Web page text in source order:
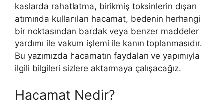
kaslarda rahatlatma, birikmiş toksinlerin dışarı
atımında kullanılan hacamat, bedenin herhangi
bir noktasından bardak veya benzer maddeler
yardımı ile vakum işlemi ile kanın toplanmasıdır.
Bu yazımızda hacamatın faydaları ve yapımıyla
ilgili bilgileri sizlere aktarmaya çalışacağız.
Hacamat Nedir?